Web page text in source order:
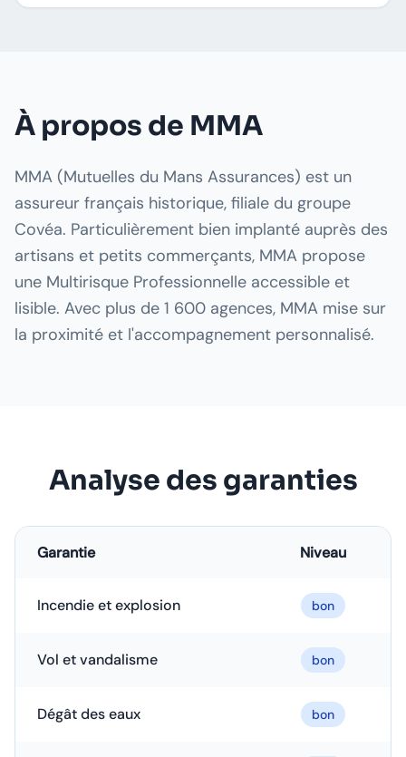
À propos de MMA
MMA (Mutuelles du Mans Assurances) est un
assureur français historique, filiale du groupe
Covéa. Particulièrement bien implanté auprès des
artisans et petits commerçants, MMA propose
une Multirisque Professionnelle accessible et
lisible. Avec plus de 1 600 agences, MMA mise sur
la proximité et l'accompagnement personnalisé.
Analyse des garanties
Garantie Niveau
Incendie et explosion bon
Vol et vandalisme bon
Dégât des eaux bon